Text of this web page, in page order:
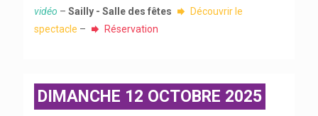
vidéo – Sailly - Salle des fêtes
Découvrir le
spectacle – Réservation
DIMANCHE 12 OCTOBRE 2025